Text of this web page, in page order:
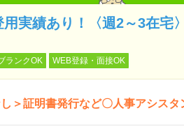
実績あり！〈週2～3在宅
ランクOK WEB登録・面接OK
＞証明書発行など〇人事アシスタ